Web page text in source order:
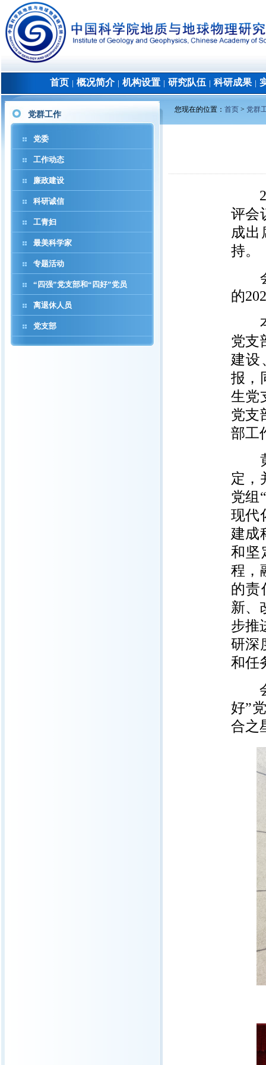
首页 概况简介│ 机构设置 研究队伍 科研成果│
党群工作
党委
工作动态
廉政建设
科研诚信
工青妇
最美科学家
专题活动
“四强”党支部和“四好”党员
离退休人员
党支部
您现在的位置： 首页 > 党群
评会
成出
持。
会
的
本
党支
建设
报，
生党
党支
部工
黄
定，
党组
现代
建成
和坚
程，
的责
新、
步推
研深
和任
会
好”
合之